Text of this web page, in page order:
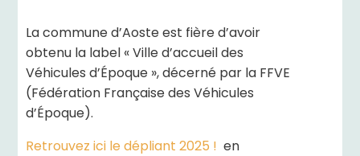
La commune d’Aoste est fière d’avoir
obtenu la label « Ville d’accueil des
Véhicules d’Époque », décerné par la FFVE
(Fédération Française des Véhicules
d’Époque).
Retrouvez ici le dépliant 2025 ! en